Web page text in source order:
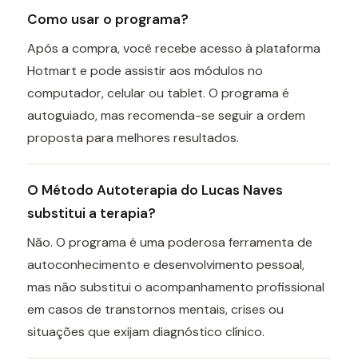
Como usar o programa?
Após a compra, você recebe acesso à plataforma
Hotmart e pode assistir aos módulos no
computador, celular ou tablet. O programa é
autoguiado, mas recomenda-se seguir a ordem
proposta para melhores resultados.
O Método Autoterapia do Lucas Naves
substitui a terapia?
Não. O programa é uma poderosa ferramenta de
autoconhecimento e desenvolvimento pessoal,
mas não substitui o acompanhamento profissional
em casos de transtornos mentais, crises ou
situações que exijam diagnóstico clínico.